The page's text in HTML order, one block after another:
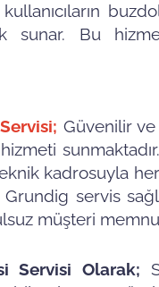
kullanıcıların
Bu
Güvenilir
kadrosuyla
servis
müşteri
Servisi Olarak;